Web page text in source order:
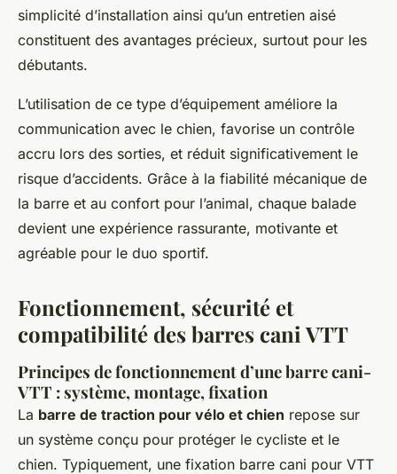
simplicité d’installation ainsi qu’un entretien aisé
constituent des avantages précieux, surtout pour les
débutants.
L’utilisation de ce type d’équipement améliore la
communication avec le chien, favorise un contrôle
accru lors des sorties, et réduit significativement le
risque d’accidents. Grâce à la fiabilité mécanique de
la barre et au confort pour l’animal, chaque balade
devient une expérience rassurante, motivante et
agréable pour le duo sportif.
Fonctionnement, sécurité et
compatibilité des barres cani VTT
Principes de fonctionnement d’une barre cani-
VTT : système, montage, fixation
La barre de traction pour vélo et chien repose sur
un système conçu pour protéger le cycliste et le
chien. Typiquement, une fixation barre cani pour VTT